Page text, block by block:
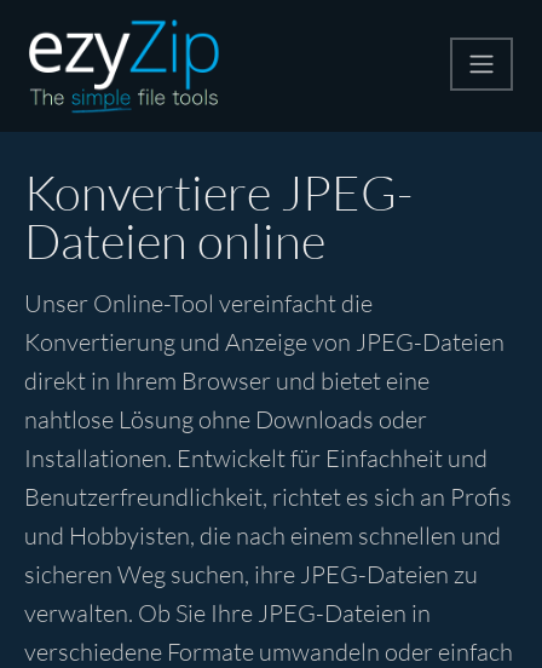
Entpacken
Konvertiere
Weitere Tools
Konvertiere JPEG-
Dateien online
Unser Online-Tool vereinfacht die
Konvertierung und Anzeige von JPEG-Dateien
direkt in Ihrem Browser und bietet eine
nahtlose Lösung ohne Downloads oder
Installationen. Entwickelt für Einfachheit und
Benutzerfreundlichkeit, richtet es sich an Profis
und Hobbyisten, die nach einem schnellen und
sicheren Weg suchen, ihre JPEG-Dateien zu
verwalten. Ob Sie Ihre JPEG-Dateien in
verschiedene Formate umwandeln oder einfach